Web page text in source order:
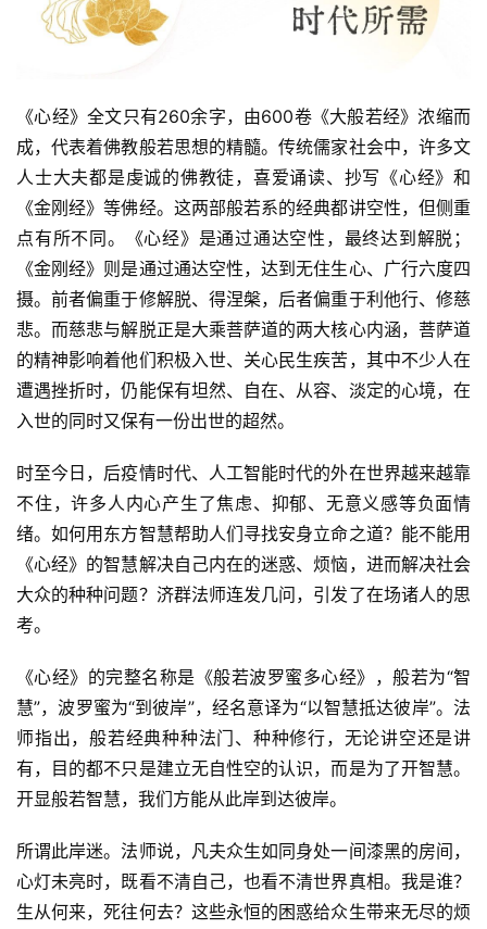
《心经》全文只有260余字，由600卷《大般若经》浓缩而
成，代表着佛教般若思想的精髓。传统儒家社会中，许多文
人士大夫都是虔诚的佛教徒，喜爱诵读、抄写《心经》和
《金刚经》等佛经。这两部般若系的经典都讲空性，但侧重
点有所不同。《心经》是通过通达空性，最终达到解脱；
《金刚经》则是通过通达空性，达到无住生心、广行六度四
摄。前者偏重于修解脱、得涅槃，后者偏重于利他行、修慈
悲。而慈悲与解脱正是大乘菩萨道的两大核心内涵，菩萨道
的精神影响着他们积极入世、关心民生疾苦，其中不少人在
遭遇挫折时，仍能保有坦然、自在、从容、淡定的心境，在
入世的同时又保有一份出世的超然。
时至今日，后疫情时代、人工智能时代的外在世界越来越靠
不住，许多人内心产生了焦虑、抑郁、无意义感等负面情
绪。如何用东方智慧帮助人们寻找安身立命之道？能不能用
《心经》的智慧解决自己内在的迷惑、烦恼，进而解决社会
大众的种种问题？济群法师连发几问，引发了在场诸人的思
考。
《心经》的完整名称是《般若波罗蜜多心经》，般若为“智
慧”，波罗蜜为“到彼岸”，经名意译为“以智慧抵达彼岸”。法
师指出，般若经典种种法门、种种修行，无论讲空还是讲
有，目的都不只是建立无自性空的认识，而是为了开智慧。
开显般若智慧，我们方能从此岸到达彼岸。
所谓此岸迷。法师说，凡夫众生如同身处一间漆黑的房间，
心灯未亮时，既看不清自己，也看不清世界真相。我是谁？
生从何来，死往何去？这些永恒的困惑给众生带来无尽的烦